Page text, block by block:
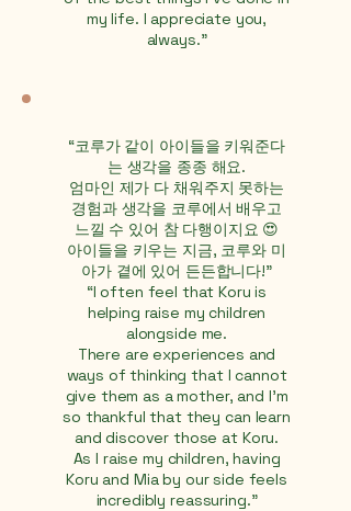
my life. I appreciate you,
always."
“코루가 같이 아이들을 키워준다
는 생각을 종종 해요.
엄마인 제가 다 채워주지 못하는
경험과 생각을 코루에서 배우고
느낄 수 있어 참 다행이지요 😍
아이들을 키우는 지금, 코루와 미
아가 곁에 있어 든든합니다!”
“I often feel that Koru is
helping raise my children
alongside me.
There are experiences and
ways of thinking that I cannot
give them as a mother, and I’m
so thankful that they can learn
and discover those at Koru.
As I raise my children, having
Koru and Mia by our side feels
incredibly reassuring."